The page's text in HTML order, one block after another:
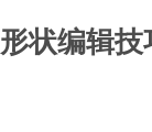
形状编辑技